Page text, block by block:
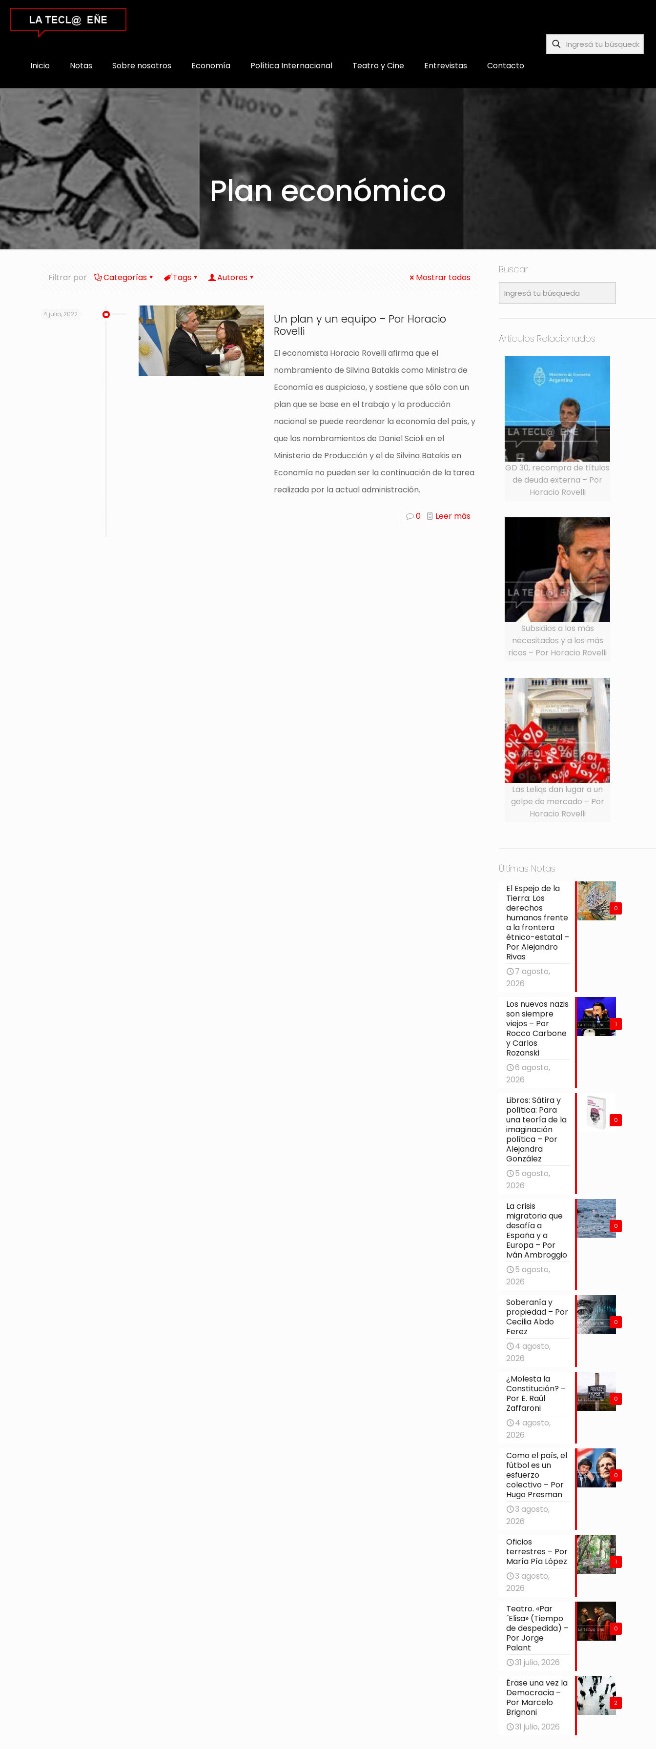
Inicio Notas Sobre nosotros Economía Política Internacional Teatro y Cine Entrevistas Contacto
Plan económico
Filtrar por Categorías Tags Autores Mostrar todos
4 julio, 2022
Un plan y un equipo – Por Horacio
Rovelli
El economista Horacio Rovelli afirma que el
nombramiento de Silvina Batakis como Ministra de
Economía es auspicioso, y sostiene que sólo con un
plan que se base en el trabajo y la producción
nacional se puede reordenar la economía del país, y
que los nombramientos de Daniel Scioli en el
Ministerio de Producción y el de Silvina Batakis en
Economía no pueden ser la continuación de la tarea
realizada por la actual administración.
0 Leer más
Buscar
Artículos Relacionados
GD 30, recompra de títulos
de deuda externa – Por
Horacio Rovelli
Subsidios a los más
necesitados y a los más
ricos – Por Horacio Rovelli
Las Leliqs dan lugar a un
golpe de mercado – Por
Horacio Rovelli
Últimas Notas
0
El Espejo de la
Tierra: Los
derechos
humanos frente
a la frontera
étnico-estatal –
Por Alejandro
Rivas
7 agosto,
2026
1
Los nuevos nazis
son siempre
viejos – Por
Rocco Carbone
y Carlos
Rozanski
6 agosto,
2026
0
Libros: Sátira y
política: Para
una teoría de la
imaginación
política – Por
Alejandra
González
5 agosto,
2026
0
La crisis
migratoria que
desafía a
España y a
Europa – Por
Iván Ambroggio
5 agosto,
2026
0
Soberanía y
propiedad – Por
Cecilia Abdo
Ferez
4 agosto,
2026
0
¿Molesta la
Constitución? –
Por E. Raúl
Zaffaroni
4 agosto,
2026
0
Como el país, el
fútbol es un
esfuerzo
colectivo – Por
Hugo Presman
3 agosto,
2026
1
Oficios
terrestres – Por
María Pía López
3 agosto,
2026
0
Teatro. «Par
´Elisa» (Tiempo
de despedida) –
Por Jorge
Palant
31 julio, 2026
2
Érase una vez la
Democracia –
Por Marcelo
Brignoni
31 julio, 2026